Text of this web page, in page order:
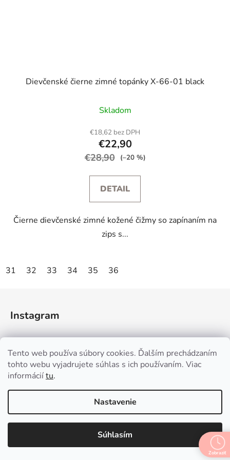
Tento web používa súbory cookies. Ďalším prechádzaním
tohto webu vyjadrujete súhlas s ich používaním. Viac
informáciítu.
Nastavenie
Súhlasím
Dievčenské čierne zimné topánky X-66-01 black
Skladom
€18,62 bez DPH
€22,90
€28,90 (–20 %)
DETAIL
Čierne dievčenské zimné kožené čižmy so zapínaním na
zips s...
31 32 33 34 35 36
ä
Instagram
Sledovať na Instagrame
Zobraziť